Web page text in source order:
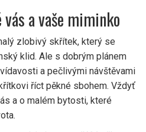
a vaše miminko
zlobivý skřítek, který se
klid. Ale s dobrým plánem
a pečlivými návštěvami
říct pěkné sbohem. Vždyť
a o malém bytosti, které